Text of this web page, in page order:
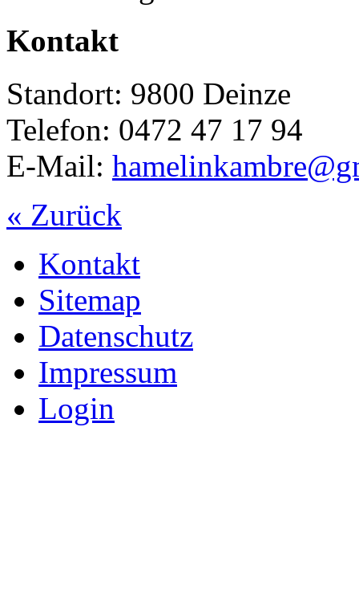
Kontakt
Standort: 9800 Deinze
Telefon: 0472 47 17 94
E-Mail:
« Zurück
Kontakt
Sitemap
Datenschutz
Impressum
Login